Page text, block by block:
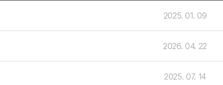
2025. 01. 09
2026. 04. 22
2025. 07. 14